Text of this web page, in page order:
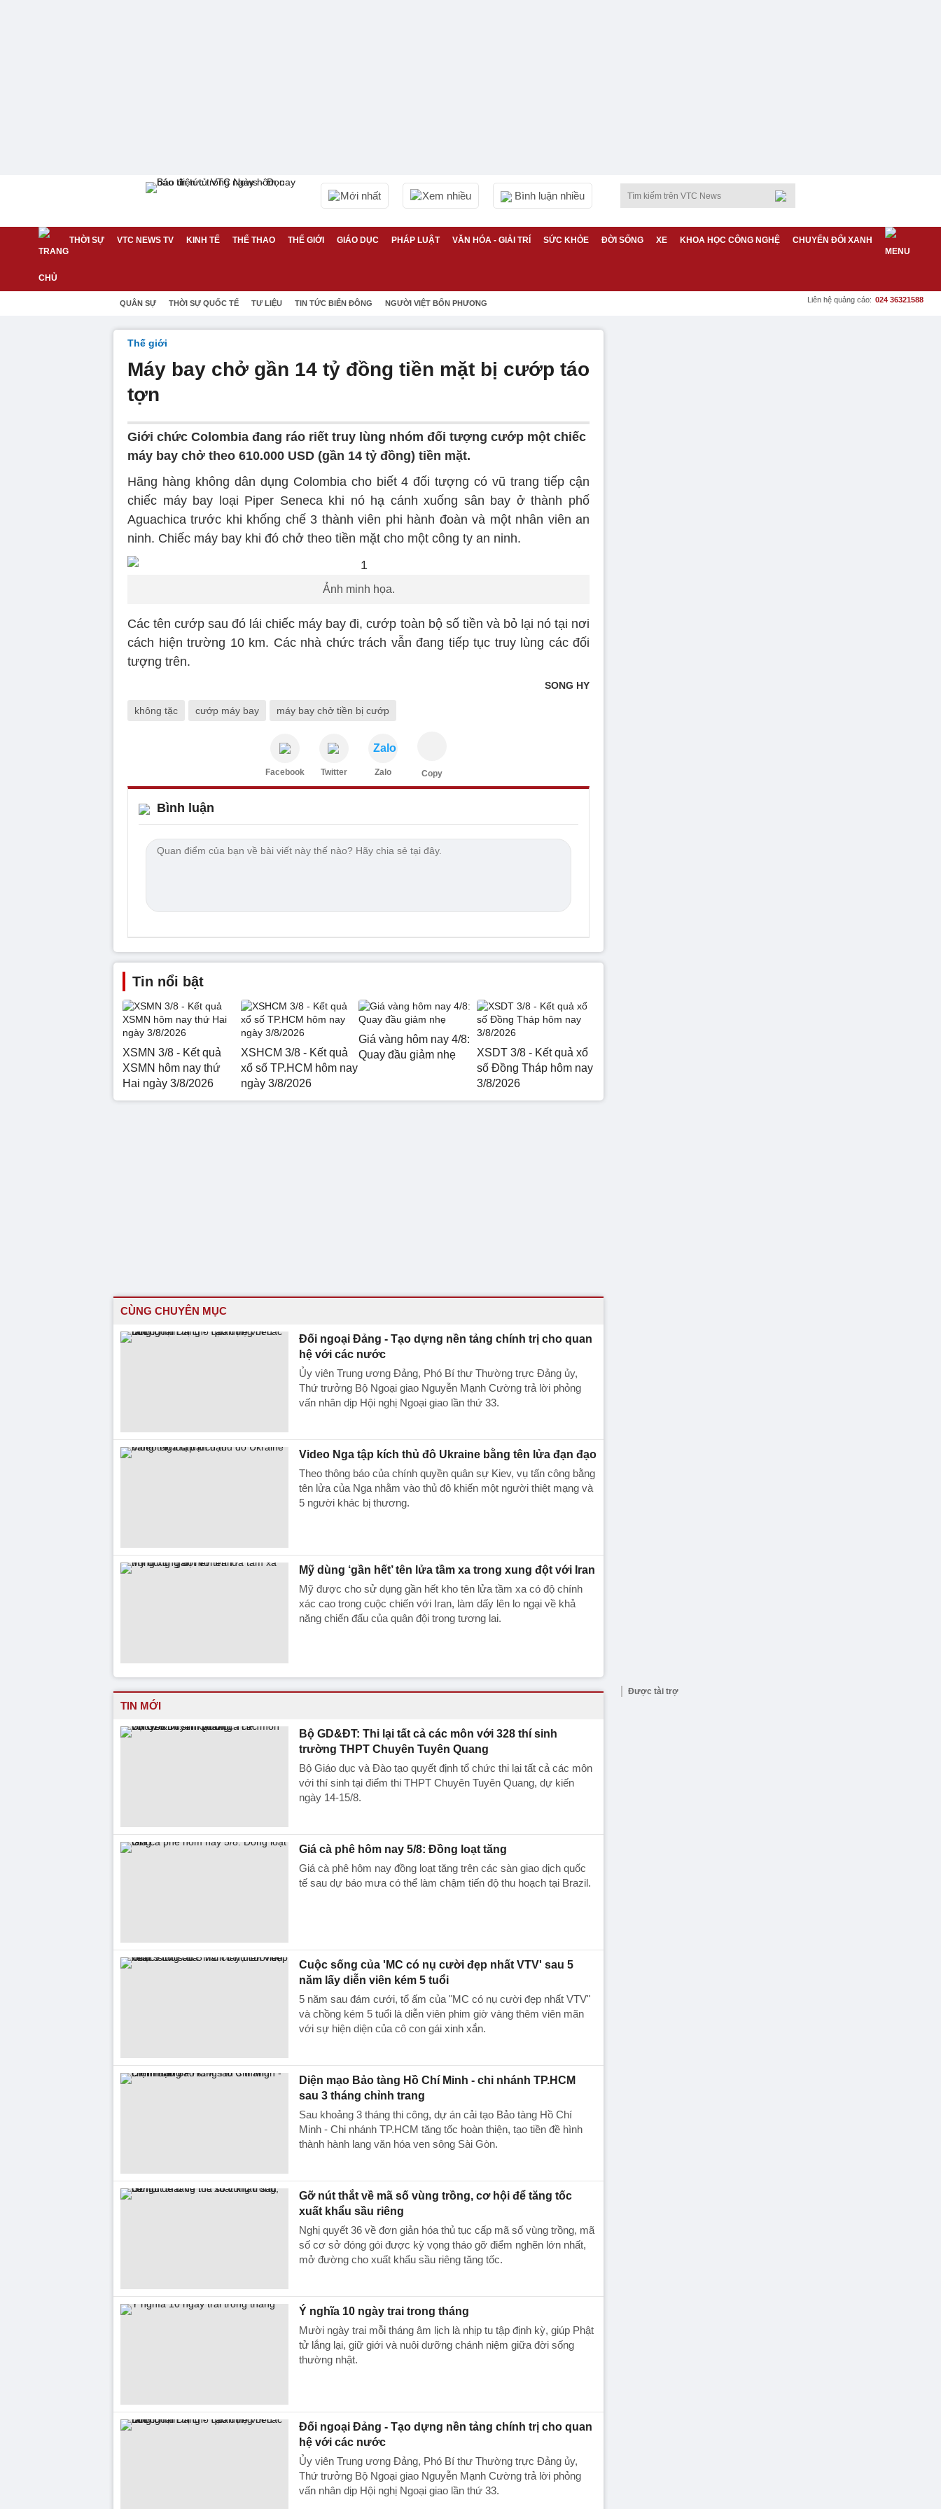
Mới nhất Xem nhiều Bình luận nhiều
THỜI SỰ VTC NEWS TV KINH TẾ THỂ THAO THẾ GIỚI GIÁO DỤC PHÁP LUẬT VĂN HÓA - GIẢI TRÍ SỨC KHỎE ĐỜI SỐNG XE KHOA HỌC CÔNG NGHỆ CHUYỂN ĐỔI XANH
QUÂN SỰ THỜI SỰ QUỐC TẾ TƯ LIỆU TIN TỨC BIỂN ĐÔNG NGƯỜI VIỆT BỐN PHƯƠNG Liên hệ quảng cáo: 024 36321588
Thế giới
Máy bay chở gần 14 tỷ đồng tiền mặt bị cướp táo
tợn
Giới chức Colombia đang ráo riết truy lùng nhóm đối tượng cướp một chiếc
máy bay chở theo 610.000 USD (gần 14 tỷ đồng) tiền mặt.
Hãng hàng không dân dụng Colombia cho biết 4 đối tượng có vũ trang tiếp cận
chiếc máy bay loại Piper Seneca khi nó hạ cánh xuống sân bay ở thành phố
Aguachica trước khi khống chế 3 thành viên phi hành đoàn và một nhân viên an
ninh. Chiếc máy bay khi đó chở theo tiền mặt cho một công ty an ninh.
Ảnh minh họa.
Các tên cướp sau đó lái chiếc máy bay đi, cướp toàn bộ số tiền và bỏ lại nó tại nơi
cách hiện trường 10 km. Các nhà chức trách vẫn đang tiếp tục truy lùng các đối
tượng trên.
SONG HY
không tặc cướp máy bay máy bay chở tiền bị cướp
Facebook Twitter
Zalo
Zalo Copy
Bình luận
Tin nổi bật
XSMN 3/8 - Kết quả
XSMN hôm nay thứ
Hai ngày 3/8/2026
XSHCM 3/8 - Kết quả
xổ số TP.HCM hôm nay
ngày 3/8/2026
Giá vàng hôm nay 4/8:
Quay đầu giảm nhẹ
XSDT 3/8 - Kết quả xổ
số Đồng Tháp hôm nay
3/8/2026
CÙNG CHUYÊN MỤC
Đối ngoại Đảng - Tạo dựng nền tảng chính trị cho quan
hệ với các nước
Ủy viên Trung ương Đảng, Phó Bí thư Thường trực Đảng ủy,
Thứ trưởng Bộ Ngoại giao Nguyễn Mạnh Cường trả lời phỏng
vấn nhân dịp Hội nghị Ngoại giao lần thứ 33.
Video Nga tập kích thủ đô Ukraine bằng tên lửa đạn đạo
Theo thông báo của chính quyền quân sự Kiev, vụ tấn công bằng
tên lửa của Nga nhằm vào thủ đô khiến một người thiệt mạng và
5 người khác bị thương.
Mỹ dùng ‘gần hết’ tên lửa tầm xa trong xung đột với Iran
Mỹ được cho sử dụng gần hết kho tên lửa tầm xa có độ chính
xác cao trong cuộc chiến với Iran, làm dấy lên lo ngại về khả
năng chiến đấu của quân đội trong tương lai.
TIN MỚI
Bộ GD&ĐT: Thi lại tất cả các môn với 328 thí sinh
trường THPT Chuyên Tuyên Quang
Bộ Giáo dục và Đào tạo quyết định tổ chức thi lại tất cả các môn
với thí sinh tại điểm thi THPT Chuyên Tuyên Quang, dự kiến
ngày 14-15/8.
Giá cà phê hôm nay 5/8: Đồng loạt tăng
Giá cà phê hôm nay đồng loạt tăng trên các sàn giao dịch quốc
tế sau dự báo mưa có thể làm chậm tiến độ thu hoạch tại Brazil.
Cuộc sống của 'MC có nụ cười đẹp nhất VTV' sau 5
năm lấy diễn viên kém 5 tuổi
5 năm sau đám cưới, tổ ấm của "MC có nụ cười đẹp nhất VTV"
và chồng kém 5 tuổi là diễn viên phim giờ vàng thêm viên mãn
với sự hiện diện của cô con gái xinh xắn.
Diện mạo Bảo tàng Hồ Chí Minh - chi nhánh TP.HCM
sau 3 tháng chỉnh trang
Sau khoảng 3 tháng thi công, dự án cải tạo Bảo tàng Hồ Chí
Minh - Chi nhánh TP.HCM tăng tốc hoàn thiện, tạo tiền đề hình
thành hành lang văn hóa ven sông Sài Gòn.
Gỡ nút thắt về mã số vùng trồng, cơ hội để tăng tốc
xuất khẩu sầu riêng
Nghị quyết 36 về đơn giản hóa thủ tục cấp mã số vùng trồng, mã
số cơ sở đóng gói được kỳ vọng tháo gỡ điểm nghẽn lớn nhất,
mở đường cho xuất khẩu sầu riêng tăng tốc.
Ý nghĩa 10 ngày trai trong tháng
Mười ngày trai mỗi tháng âm lịch là nhịp tu tập định kỳ, giúp Phật
tử lắng lại, giữ giới và nuôi dưỡng chánh niệm giữa đời sống
thường nhật.
Đối ngoại Đảng - Tạo dựng nền tảng chính trị cho quan
hệ với các nước
Ủy viên Trung ương Đảng, Phó Bí thư Thường trực Đảng ủy,
Thứ trưởng Bộ Ngoại giao Nguyễn Mạnh Cường trả lời phỏng
vấn nhân dịp Hội nghị Ngoại giao lần thứ 33.
Được tài trợ